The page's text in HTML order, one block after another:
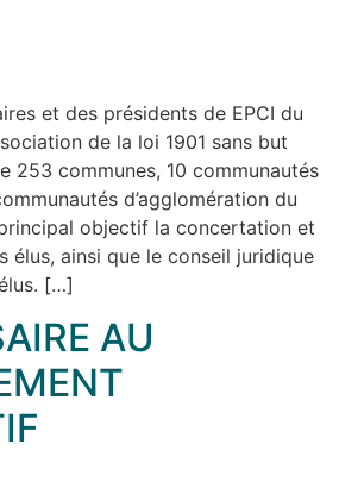
et des présidents de EPCI du
de la loi 1901 sans but
253 communes, 10 communautés
d’agglomération du
objectif la concertation et
élus, ainsi que le conseil juridique
[…]
AU